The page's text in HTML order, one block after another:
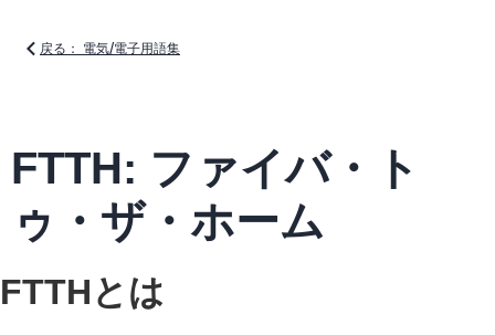
戻る： 電気/電子用語集
FTTH: ファイバ・ト
ゥ・ザ・ホーム
FTTHとは